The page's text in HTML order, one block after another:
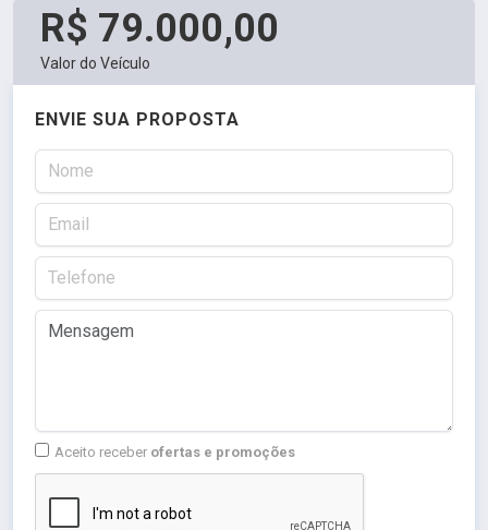
R$ 79.000,00
Valor do Veículo
ENVIE SUA PROPOSTA
Aceito receber ofertas e promoções